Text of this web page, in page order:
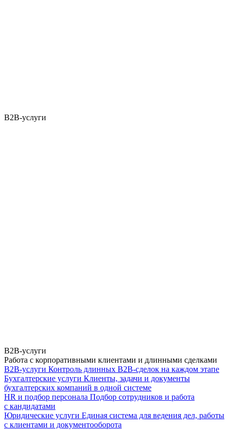
B2B-услуги
B2B-услуги
Работа с корпоративными клиентами и длинными сделками
B2B-услуги Контроль длинных B2B-сделок на каждом этапе
Бухгалтерские услуги Клиенты, задачи и документы
бухгалтерских компаний в одной системе
HR и подбор персонала Подбор сотрудников и работа
с кандидатами
Юридические услуги Единая система для ведения дел, работы
с клиентами и документооборота